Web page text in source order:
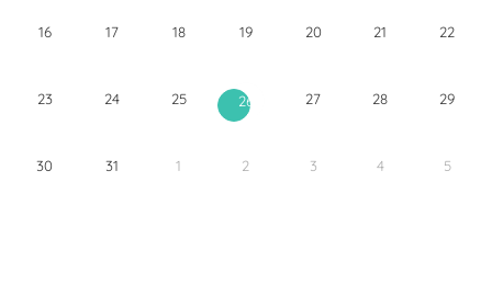
16 17 18 19 20 21 22
23 24 25 26 27 28 29
30 31 1 2 3 4 5